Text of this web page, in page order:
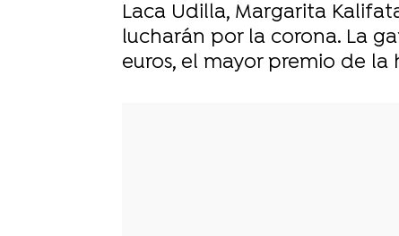
Laca Udilla, Margarita
lucharán por la corona. La
euros, el mayor premio de